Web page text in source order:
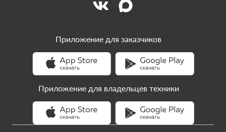
Приложение для заказчиков
Приложение для владельцев техники